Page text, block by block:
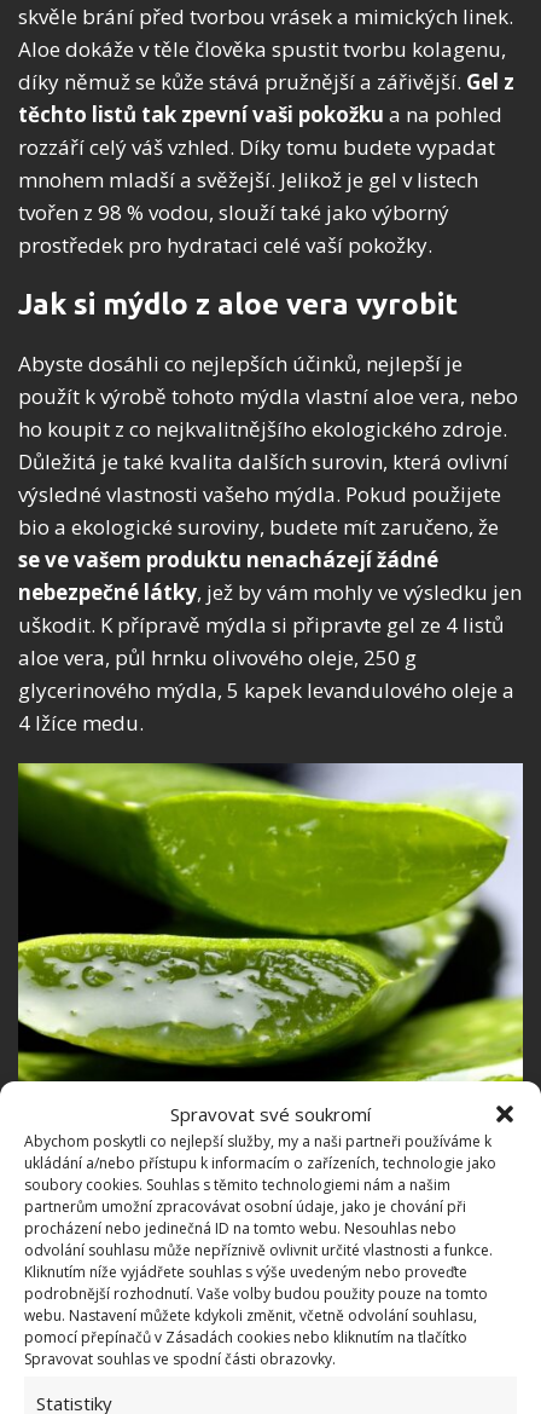
Spravovat své soukromí
Abychom poskytli co nejlepší služby, my a naši partneři používáme k
ukládání a/nebo přístupu k informacím o zařízeních, technologie jako
soubory cookies. Souhlas s těmito technologiemi nám a našim
partnerům umožní zpracovávat osobní údaje, jako je chování při
procházení nebo jedinečná ID na tomto webu. Nesouhlas nebo
odvolání souhlasu může nepříznivě ovlivnit určité vlastnosti a funkce.
Kliknutím níže vyjádřete souhlas s výše uvedeným nebo proveďte
podrobnější rozhodnutí. Vaše volby budou použity pouze na tomto
webu. Nastavení můžete kdykoli změnit, včetně odvolání souhlasu,
pomocí přepínačů v Zásadách cookies nebo kliknutím na tlačítko
Spravovat souhlas ve spodní části obrazovky.
Statistiky
skvěle brání před tvorbou vrásek a mimických linek.
Aloe dokáže v těle člověka spustit tvorbu kolagenu,
díky němuž se kůže stává pružnější a zářivější. Gel z
těchto listů tak zpevní vaši pokožku a na pohled
rozzáří celý váš vzhled. Díky tomu budete vypadat
mnohem mladší a svěžejší. Jelikož je gel v listech
tvořen z 98 % vodou, slouží také jako výborný
prostředek pro hydrataci celé vaší pokožky.
Jak si mýdlo z aloe vera vyrobit
Abyste dosáhli co nejlepších účinků, nejlepší je
použít k výrobě tohoto mýdla vlastní aloe vera, nebo
ho koupit z co nejkvalitnějšího ekologického zdroje.
Důležitá je také kvalita dalších surovin, která ovlivní
výsledné vlastnosti vašeho mýdla. Pokud použijete
bio a ekologické suroviny, budete mít zaručeno, že
se ve vašem produktu nenacházejí žádné
nebezpečné látky, jež by vám mohly ve výsledku jen
uškodit. K přípravě mýdla si připravte gel ze 4 listů
aloe vera, půl hrnku olivového oleje, 250 g
glycerinového mýdla, 5 kapek levandulového oleje a
4 lžíce medu.
Postup přípravy mýdla
Do hrnce dejte 250 g mýdla a zahřívejte ho ve vodní
lázni, dokud se nerozpustí. Dále k mýdlu přidejte
levandulový olej, med a gel z listů aloe vera.Ve
vedlejším hrnci mírně zahřejte olivový oleja
nakonec ho přidejte ke zbylým surovinám. Směs
míchejte, dokud vám nevznikne hustý přípravek.